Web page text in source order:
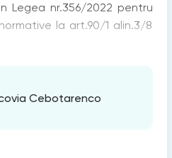
Legea nr.356/2022 pentru
la art.90/1 alin.3/8
Cebotarenco